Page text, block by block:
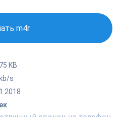
m4r
KB
s